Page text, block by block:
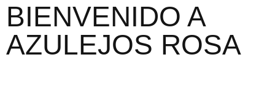
BIENVENIDO A
AZULEJOS ROSA